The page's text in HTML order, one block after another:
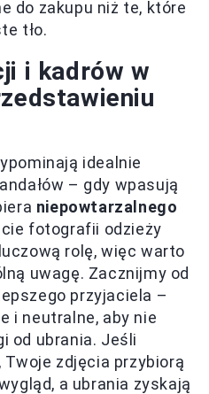
do zakupu niż te, które
tło.
i kadrów w
idealnie
– gdy wpasują
niepowtarzalnego
fotografii odzieży
rolę, więc warto
uwagę. Zacznijmy od
przyjaciela –
i neutralne, aby nie
od ubrania. Jeśli
zdjęcia przybiorą
a ubrania zyskają